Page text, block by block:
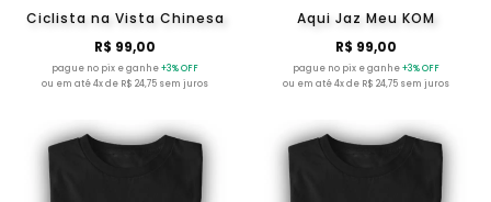
Ciclista na Vista Chinesa
R$ 99,00
pague no pix e ganhe+3% OFF
ou em até 4x de R$ 24,75 sem juros
Aqui Jaz Meu KOM
R$ 99,00
pague no pix e ganhe+3% OFF
ou em até 4x de R$ 24,75 sem juros